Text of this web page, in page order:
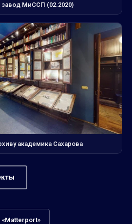
завод МиССП (02.2020)
академика Сахарова
«Matterport»